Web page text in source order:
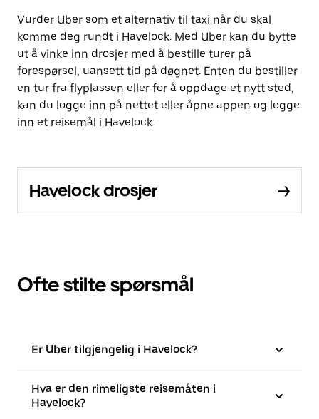
Vurder Uber som et alternativ til taxi når du skal
komme deg rundt i Havelock. Med Uber kan du bytte
ut å vinke inn drosjer med å bestille turer på
forespørsel, uansett tid på døgnet. Enten du bestiller
en tur fra flyplassen eller for å oppdage et nytt sted,
kan du logge inn på nettet eller åpne appen og legge
inn et reisemål i Havelock.
Havelock drosjer
Ofte stilte spørsmål
Er Uber tilgjengelig i Havelock?
Hva er den rimeligste reisemåten i
Havelock?